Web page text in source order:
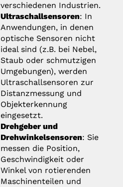
verschiedenen Industrien.
Ultraschallsensoren: In
Anwendungen, in denen
optische Sensoren nicht
ideal sind (z.B. bei Nebel,
Staub oder schmutzigen
Umgebungen), werden
Ultraschallsensoren zur
Distanzmessung und
Objekterkennung
eingesetzt.
Drehgeber und
Drehwinkelsensoren: Sie
messen die Position,
Geschwindigkeit oder
Winkel von rotierenden
Maschinenteilen und